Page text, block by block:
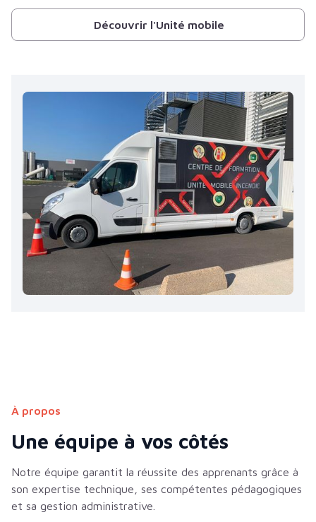
Découvrir l'Unité mobile
À propos
Une équipe à vos côtés
Notre équipe garantit la réussite des apprenants grâce à
son expertise technique, ses compétentes pédagogiques
et sa gestion administrative.